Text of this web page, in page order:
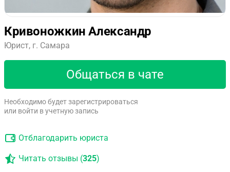
Кривоножкин Александр
Юрист, г. Самара
Общаться в чате
Необходимо будет зарегистрироваться
или войти в учетную запись
Отблагодарить юриста
Читать отзывы (325)